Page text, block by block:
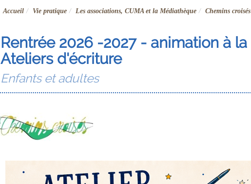
Accueil Vie pratique Les associations, CUMA et la Médiathèque Chemins croisés
Rentrée 2026 -2027 - animation à
Ateliers d'écriture
Enfants et adultes